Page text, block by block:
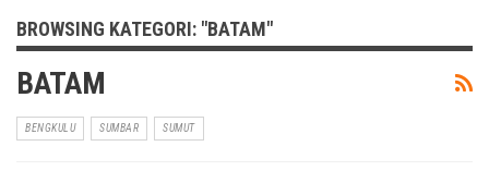
BROWSING KATEGORI: "BATAM"
BATAM
BENGKULU SUMBAR SUMUT